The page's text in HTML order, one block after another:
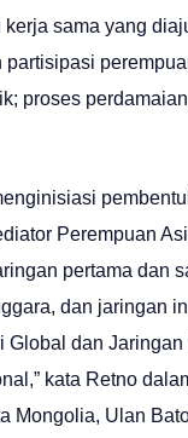
sama yang
partisipasi
proses
Perempuan
pertama dan
dan jaringan
Global dan Jaringan
kata Retno
Mongolia, Ulan